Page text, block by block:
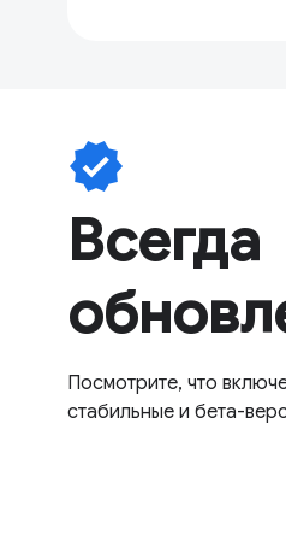
verified
Всегда
Посмотрите, что
стабильные и бета-